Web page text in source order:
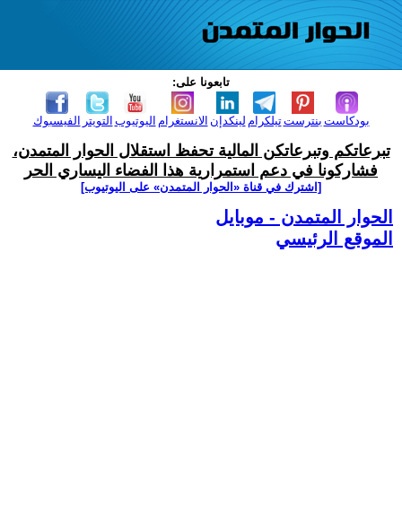
تابعونا على:
الفيسبوك التويتر اليوتيوب الانستغرام لينكدإن تيلكرامبنترست بودكاست
تبرعاتكم وتبرعاتكن المالية تحفظ استقلال الحوار المتمدن،
فشاركونا في دعم استمرارية هذا الفضاء اليساري الحر
[اشترك في قناة ‫«الحوار المتمدن» على اليوتيوب]
الحوار المتمدن - موبايل
الموقع الرئيسي